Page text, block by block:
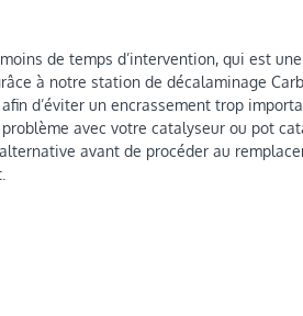
de temps d’intervention, qui est
à notre station de décalaminage
d’éviter un encrassement trop
avec votre catalyseur ou pot
avant de procéder au